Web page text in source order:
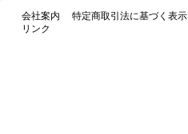
会社案内 特定商取引法に基づく表示
リンク